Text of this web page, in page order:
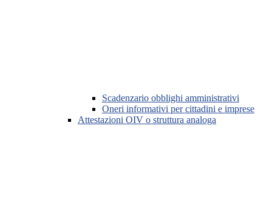
Scadenzario obblighi amministrativi
Oneri informativi per cittadini e imprese
Attestazioni OIV o struttura analoga